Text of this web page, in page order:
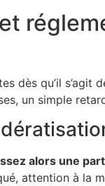
dès qu’il
un simple
alors une
attention à la